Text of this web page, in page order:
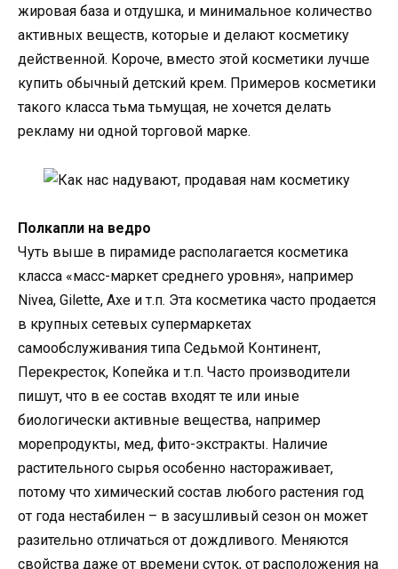
жировая база и отдушка, и минимальное количество
активных веществ, которые и делают косметику
действенной. Короче, вместо этой косметики лучше
купить обычный детский крем. Примеров косметики
такого класса тьма тьмущая, не хочется делать
рекламу ни одной торговой марке.
Полкапли на ведро
Чуть выше в пирамиде располагается косметика
класса «масс-маркет среднего уровня», например
Nivea, Gilette, Axe и т.п. Эта косметика часто продается
в крупных сетевых супермаркетах
самообслуживания типа Седьмой Континент,
Перекресток, Копейка и т.п. Часто производители
пишут, что в ее состав входят те или иные
биологически активные вещества, например
морепродукты, мед, фито-экстракты. Наличие
растительного сырья особенно настораживает,
потому что химический состав любого растения год
от года нестабилен – в засушливый сезон он может
разительно отличаться от дождливого. Меняются
свойства даже от времени суток, от расположения на